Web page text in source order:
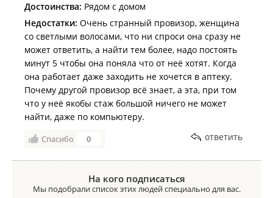
Достоинства: Рядом с домом
Недостатки: Очень странный провизор, женщина
со светлыми волосами, что ни спроси она сразу не
может ответить, а найти тем более, надо постоять
минут 5 чтобы она поняла что от неё хотят. Когда
она работает даже заходить не хочется в аптеку.
Почему другой провизор всё знает, а эта, при том
что у неё якобы стаж большой ничего не может
найти, даже по компьютеру.
Спасибо 0 ответить
На кого подписаться
Мы подобрали список этих людей специально для вас.